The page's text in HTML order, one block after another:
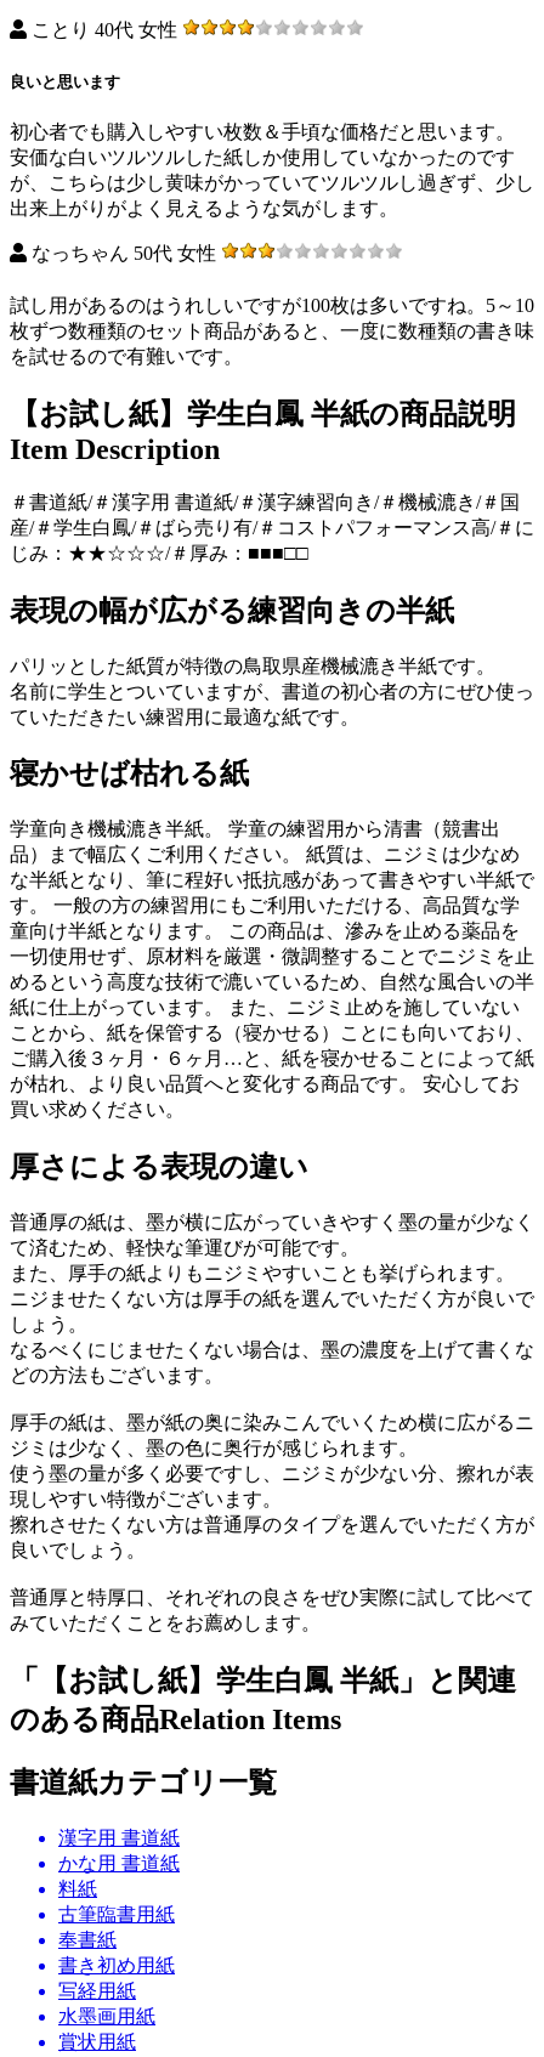
ことり 40代 女性
良いと思います
初心者でも購入しやすい枚数＆手頃な価格だと思います。
安価な白いツルツルした紙しか使用していなかったのです
が、こちらは少し黄味がかっていてツルツルし過ぎず、少し
出来上がりがよく見えるような気がします。
なっちゃん 50代 女性
試し用があるのはうれしいですが100枚は多いですね。5～10
枚ずつ数種類のセット商品があると、一度に数種類の書き味
を試せるので有難いです。
【お試し紙】学生白鳳 半紙の商品説明
Item Description
＃書道紙/＃漢字用 書道紙/＃漢字練習向き/＃機械漉き/＃国
産/＃学生白鳳/＃ばら売り有/＃コストパフォーマンス高/＃に
じみ：★★☆☆☆/＃厚み：■■■□□
表現の幅が広がる練習向きの半紙
パリッとした紙質が特徴の鳥取県産機械漉き半紙です。
名前に学生とついていますが、書道の初心者の方にぜひ使っ
ていただきたい練習用に最適な紙です。
寝かせば枯れる紙
学童向き機械漉き半紙。 学童の練習用から清書（競書出
品）まで幅広くご利用ください。 紙質は、ニジミは少なめ
な半紙となり、筆に程好い抵抗感があって書きやすい半紙で
す。 一般の方の練習用にもご利用いただける、高品質な学
童向け半紙となります。 この商品は、滲みを止める薬品を
一切使用せず、原材料を厳選・微調整することでニジミを止
めるという高度な技術で漉いているため、自然な風合いの半
紙に仕上がっています。 また、ニジミ止めを施していない
ことから、紙を保管する（寝かせる）ことにも向いており、
ご購入後３ヶ月・６ヶ月…と、紙を寝かせることによって紙
が枯れ、より良い品質へと変化する商品です。 安心してお
買い求めください。
厚さによる表現の違い
普通厚の紙は、墨が横に広がっていきやすく墨の量が少なく
て済むため、軽快な筆運びが可能です。
また、厚手の紙よりもニジミやすいことも挙げられます。
ニジませたくない方は厚手の紙を選んでいただく方が良いで
しょう。
なるべくにじませたくない場合は、墨の濃度を上げて書くな
どの方法もございます。
厚手の紙は、墨が紙の奥に染みこんでいくため横に広がるニ
ジミは少なく、墨の色に奥行が感じられます。
使う墨の量が多く必要ですし、ニジミが少ない分、擦れが表
現しやすい特徴がございます。
擦れさせたくない方は普通厚のタイプを選んでいただく方が
良いでしょう。
普通厚と特厚口、それぞれの良さをぜひ実際に試して比べて
みていただくことをお薦めします。
「【お試し紙】学生白鳳 半紙」と関連
のある商品Relation Items
書道紙カテゴリ一覧
漢字用 書道紙
かな用 書道紙
料紙
古筆臨書用紙
奉書紙
書き初め用紙
写経用紙
水墨画用紙
賞状用紙